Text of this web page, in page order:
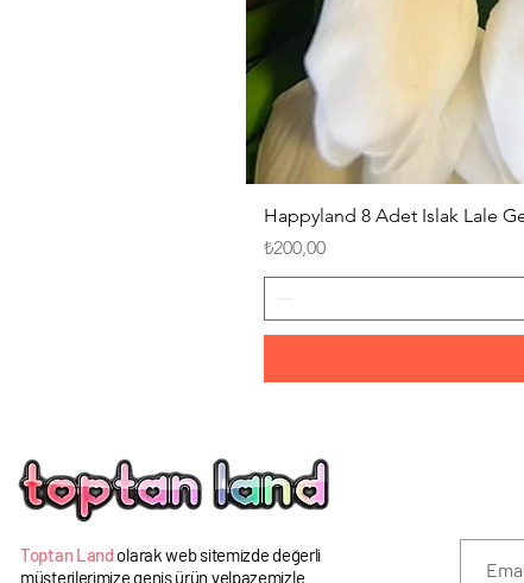
Happyland 8 Adet Islak Lale
Fiyat
₺200,00
Toptan Land olarak web sitemizde değerli
müşterilerimize geniş ürün yelpazemizle